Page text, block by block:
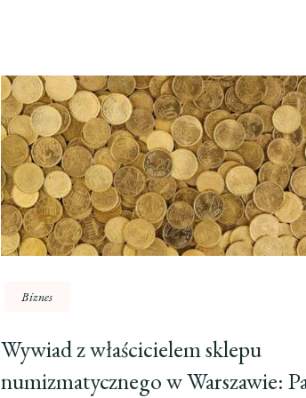
Biznes
Wywiad z właścicielem sklepu
numizmatycznego w Warszawie: